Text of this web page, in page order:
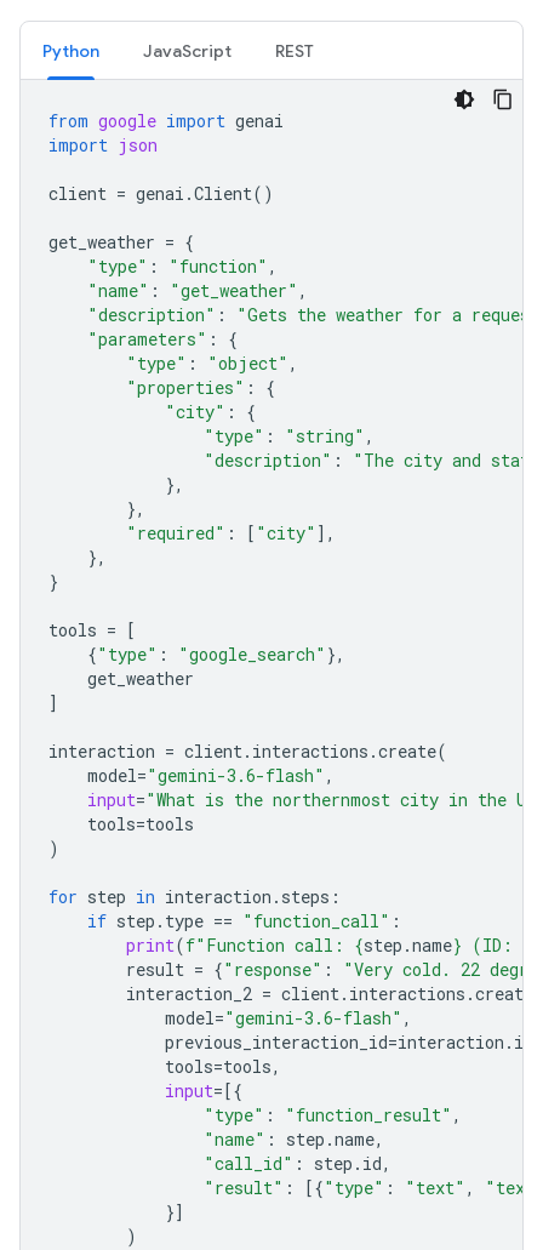
Python JavaScript REST
from google import genai
import json
client = genai .Client()
get_weather = {
"type" : "function" ,
"name" : "get_weather" ,
"description" :
"Gets the weather for a
"parameters" :
{
"type" : "object" ,
"properties" :
{
"city" :
{
"type" : "string" ,
"description" :
"The city and
},
},
"required" : [ "city" ],
},
}
tools =
[
{"type" : "google_search" },
get_weather
]
interaction = client. interactions .create(
model="gemini-3.6-flash" ,
input="What is the northernmost city in the
tools=tools
)
for step in interaction . steps :
if step . type == "function_call" :
print(f"Function call: {step .name} (ID:
result = {"response" :
"Very cold. 22
interaction_2 = client. interactions .create
model="gemini-3.6-flash" ,
previous_interaction_id=interaction . id
tools=tools,
input= [{
"type" : "function_result" ,
"name" : step .name,
"call_id" : step . id,
"result" : [{"type" : "text" ,
}]
)